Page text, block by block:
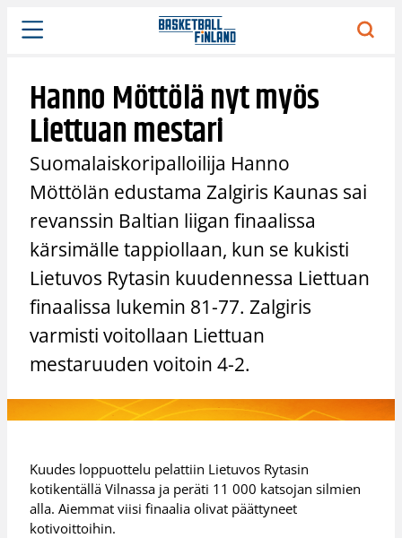
Siirry
sisältöön
Hanno Möttölä nyt myös
Liettuan mestari
Suomalaiskoripalloilija Hanno
Möttölän edustama Zalgiris Kaunas sai
revanssin Baltian liigan finaalissa
kärsimälle tappiollaan, kun se kukisti
Lietuvos Rytasin kuudennessa Liettuan
finaalissa lukemin 81-77. Zalgiris
varmisti voitollaan Liettuan
mestaruuden voitoin 4-2.
Kuudes loppuottelu pelattiin Lietuvos Rytasin
kotikentällä Vilnassa ja peräti 11 000 katsojan silmien
alla. Aiemmat viisi finaalia olivat päättyneet
kotivoittoihin.